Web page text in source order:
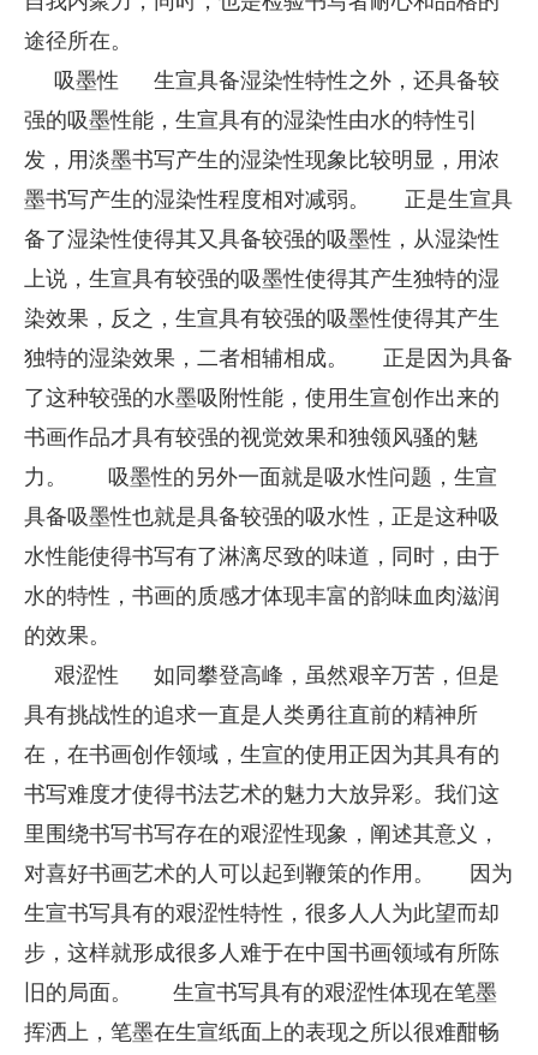
途径所在。
吸墨性
生宣具备湿染性特性之外，还具备较
强的吸墨性能，生宣具有的湿染性由水的特性引
发，用淡墨书写产生的湿染性现象比较明显，用浓
墨书写产生的湿染性程度相对减弱。
正是生宣具
备了湿染性使得其又具备较强的吸墨性，从湿染性
上说，生宣具有较强的吸墨性使得其产生独特的湿
染效果，反之，生宣具有较强的吸墨性使得其产生
独特的湿染效果，二者相辅相成。
正是因为具备
了这种较强的水墨吸附性能，使用生宣创作出来的
书画作品才具有较强的视觉效果和独领风骚的魅
力。
吸墨性的另外一面就是吸水性问题，生宣
具备吸墨性也就是具备较强的吸水性，正是这种吸
水性能使得书写有了淋漓尽致的味道，同时，由于
水的特性，书画的质感才体现丰富的韵味血肉滋润
的效果。
艰涩性
如同攀登高峰，虽然艰辛万苦，但是
具有挑战性的追求一直是人类勇往直前的精神所
在，在书画创作领域，生宣的使用正因为其具有的
书写难度才使得书法艺术的魅力大放异彩。我们这
里围绕书写书写存在的艰涩性现象，阐述其意义，
对喜好书画艺术的人可以起到鞭策的作用。
因为
生宣书写具有的艰涩性特性，很多人人为此望而却
步，这样就形成很多人难于在中国书画领域有所陈
旧的局面。
生宣书写具有的艰涩性体现在笔墨
挥洒上，笔墨在生宣纸面上的表现之所以很难酣畅